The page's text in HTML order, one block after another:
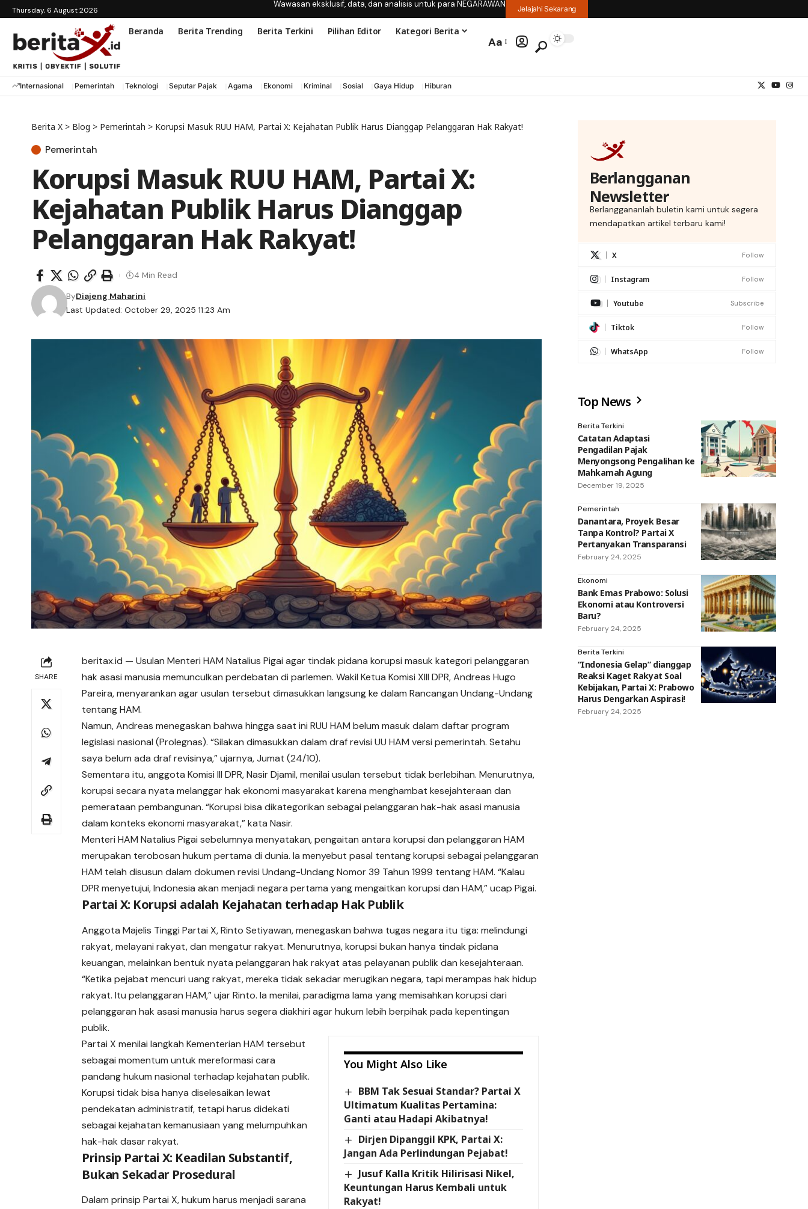
Thursday, 6 August 2026
Wawasan eksklusif, data, dan analisis untuk para NEGARAWAN Jelajahi Sekarang
Beranda Berita Trending Berita Terkini Pilihan Editor Kategori Berita
Aa
Internasional Pemerintah Teknologi Seputar Pajak Agama Ekonomi Kriminal Sosial Gaya Hidup Hiburan
Berita X > Blog > Pemerintah > Korupsi Masuk RUU HAM, Partai X: Kejahatan Publik Harus Dianggap Pelanggaran Hak Rakyat!
Pemerintah
Korupsi Masuk RUU HAM, Partai X:
Kejahatan Publik Harus Dianggap
Pelanggaran Hak Rakyat!
Last Updated: October 29, 2025 11:23 Am
ByDiajeng Maharini
4 Min Read
SHARE
beritax.id — Usulan Menteri HAM Natalius Pigai agar tindak pidana korupsi masuk kategori pelanggaran
hak asasi manusia memunculkan perdebatan di parlemen. Wakil Ketua Komisi XIII DPR, Andreas Hugo
Pareira, menyarankan agar usulan tersebut dimasukkan langsung ke dalam Rancangan Undang-Undang
tentang HAM.
Namun, Andreas menegaskan bahwa hingga saat ini RUU HAM belum masuk dalam daftar program
legislasi nasional (Prolegnas). “Silakan dimasukkan dalam drafrevisiUU HAM versi pemerintah. Setahu
saya belum ada draf revisinya,” ujarnya, Jumat (24/10).
Sementara itu, anggota Komisi III DPR, Nasir Djamil, menilai usulan tersebut tidak berlebihan. Menurutnya,
korupsi secara nyata melanggar hak ekonomi masyarakat karena menghambat kesejahteraan dan
pemerataan pembangunan. “Korupsi bisa dikategorikan sebagai pelanggaran hak-hak asasi manusia
dalam konteks ekonomi masyarakat,” kata Nasir.
Menteri HAM Natalius Pigai sebelumnya menyatakan, pengaitan antara korupsi dan pelanggaran HAM
merupakan terobosan hukum pertama di dunia. Ia menyebut pasal tentang korupsi sebagai pelanggaran
HAM telah disusun dalam dokumen revisi Undang-Undang Nomor 39 Tahun 1999 tentang HAM. “Kalau
DPR menyetujui, Indonesia akan menjadi negara pertama yang mengaitkan korupsi dan HAM,” ucap Pigai.
Partai X: Korupsi adalah Kejahatan terhadap Hak Publik
Anggota Majelis Tinggi Partai X, Rinto Setiyawan, menegaskan bahwa tugas negara itu tiga: melindungi
rakyat, melayani rakyat, dan mengatur rakyat. Menurutnya, korupsi bukan hanya tindak pidana
keuangan, melainkan bentuk nyata pelanggaran hak rakyat atas pelayanan publik dan kesejahteraan.
“Ketika pejabat mencuri uang rakyat, mereka tidak sekadar merugikan negara, tapi merampas hak hidup
rakyat. Itu pelanggaran HAM,” ujar Rinto. Ia menilai, paradigma lama yang memisahkan korupsi dari
pelanggaran hak asasi manusia harus segera diakhiri agar hukum lebih berpihak pada kepentingan
publik.
You Might Also Like
BBM Tak Sesuai Standar? Partai X
Ultimatum Kualitas Pertamina:
Ganti atau Hadapi Akibatnya!
Dirjen Dipanggil KPK, Partai X:
Jangan Ada Perlindungan Pejabat!
Jusuf Kalla Kritik Hilirisasi Nikel,
Keuntungan Harus Kembali untuk
Rakyat!
Partai X menilai langkah Kementerian HAM tersebut
sebagai momentum untuk mereformasi cara
pandang hukum nasional terhadap kejahatan publik.
Korupsi tidak bisa hanya diselesaikan lewat
pendekatan administratif, tetapi harus didekati
sebagai kejahatan kemanusiaan yang melumpuhkan
hak-hak dasar rakyat.
Prinsip Partai X: Keadilan Substantif,
Bukan Sekadar Prosedural
Dalam prinsip Partai X, hukum harus menjadi sarana
Berlangganan
Newsletter
Berlanggananlah buletin kami untuk segera
mendapatkan artikel terbaru kami!
X Follow
Instagram Follow
Youtube Subscribe
Tiktok Follow
WhatsApp Follow
Top News
Berita Terkini
Catatan Adaptasi
Pengadilan Pajak
Menyongsong Pengalihan ke
Mahkamah Agung
December 19, 2025
Pemerintah
Danantara, Proyek Besar
Tanpa Kontrol? Partai X
Pertanyakan Transparansi
February 24, 2025
Ekonomi
Bank Emas Prabowo: Solusi
Ekonomi atau Kontroversi
Baru?
February 24, 2025
Berita Terkini
“Indonesia Gelap” dianggap
Reaksi Kaget Rakyat Soal
Kebijakan, Partai X: Prabowo
Harus Dengarkan Aspirasi!
February 24, 2025